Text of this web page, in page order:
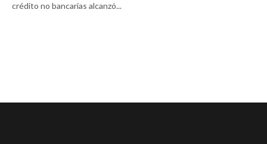
crédito no bancarias alcanzó...